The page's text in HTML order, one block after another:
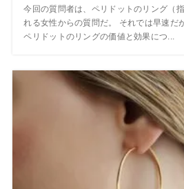
今回の質問者は、ペリドットのリング（
れる女性からの質問だ。 それでは早速だ
ペリドットのリングの価値と効果につ...